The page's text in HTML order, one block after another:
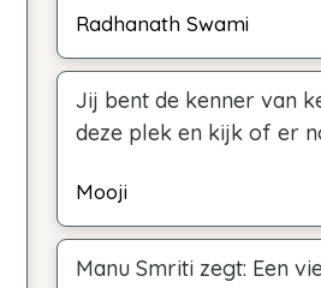
Radhanath Swami
Jij bent de kenner van
deze plek en kijk of er
Mooji
Manu Smriti zegt: Een